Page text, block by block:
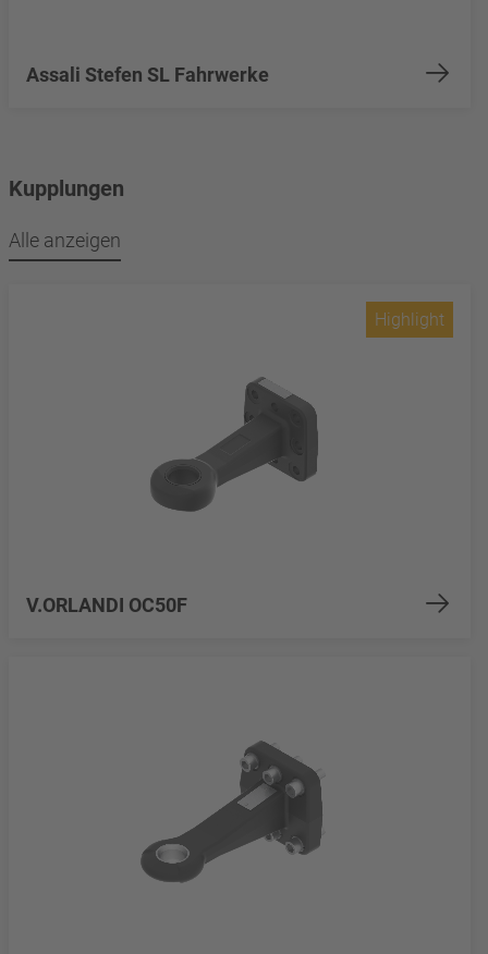
Assali Stefen SL Fahrwerke
Kupplungen
Alle anzeigen
V.ORLANDI OC50F
Highlight